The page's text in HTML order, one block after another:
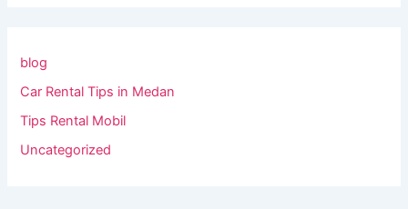
blog
Car Rental Tips in Medan
Tips Rental Mobil
Uncategorized